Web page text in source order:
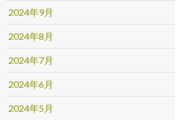
2024年9月
2024年8月
2024年7月
2024年6月
2024年5月